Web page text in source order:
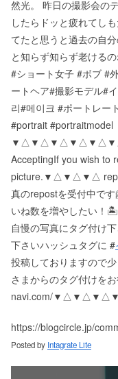
然光。ㅤ ㅤ昨日の撮影会
したらドッと疲れてしも
てたと思うと過去の自分
と知らず知らず老けるのね笑ㅤ
#ショート女子 #ボブ #
ートヘア#撮影モデル#
리#메이크 #ポートレー
#portrait #portraitmodel
Accepting If you wish to
picture. ▼△▼△▼△
真のrepostを受付中で
いね数を増やしたい！
自慢の写真にタグ付け
下さい️ ハッシュタグに #
投稿しておりますので
さまからのタグ付けを
navi.com/
https://blogcircle.jp/
Posted by Intagrate Lite